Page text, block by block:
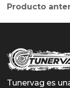
Producto
Tunervag es